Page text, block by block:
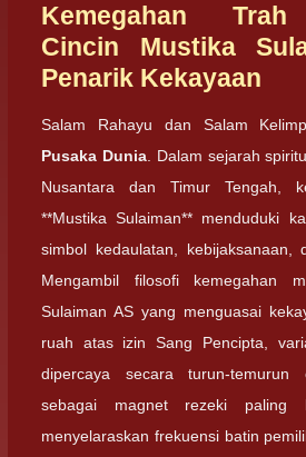
Kemegahan Trah
Cincin Mustika
Penarik Kekayaan
Salam Rahayu dan Salam
Pusaka Dunia. Dalam sejarah
Nusantara dan Timur Tengah,
**Mustika Sulaiman** menduduki
simbol kedaulatan, kebijaksanaan,
Mengambil filosofi kemegahan
Sulaiman AS yang menguasai
ruah atas izin Sang Pencipta,
dipercaya secara turun-
sebagai magnet rezeki paling
menyelaraskan frekuensi batin